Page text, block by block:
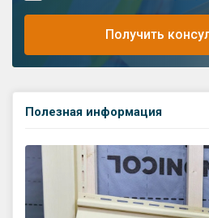
Получить
Полезная информация